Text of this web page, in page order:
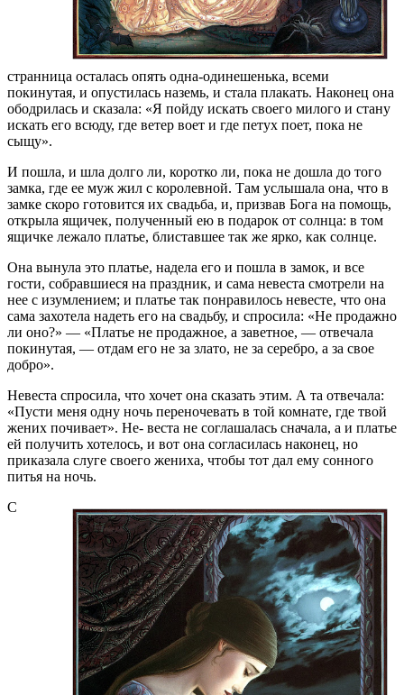
странница осталась опять одна-одинешенька, всеми
покинутая, и опустилась наземь, и стала плакать. Наконец она
ободрилась и сказала: «Я пойду искать своего милого и стану
искать его всюду, где ветер воет и где петух поет, пока не
сыщу».
И пошла, и шла долго ли, коротко ли, пока не дошла до того
замка, где ее муж жил с королевной. Там услышала она, что в
замке скоро готовится их свадьба, и, призвав Бога на помощь,
открыла ящичек, полученный ею в подарок от солнца: в том
ящичке лежало платье, блиставшее так же ярко, как солнце.
Она вынула это платье, надела его и пошла в замок, и все
гости, собравшиеся на праздник, и сама невеста смотрели на
нее с изумлением; и платье так понравилось невесте, что она
сама захотела надеть его на свадьбу, и спросила: «Не продажно
ли оно?» — «Платье не продажное, а заветное, — отвечала
покинутая, — отдам его не за злато, не за серебро, а за свое
добро».
Невеста спросила, что хочет она сказать этим. А та отвечала:
«Пусти меня одну ночь переночевать в той комнате, где твой
жених почивает». Не- веста не соглашалась сначала, а и платье
ей получить хотелось, и вот она согласилась наконец, но
приказала слуге своего жениха, чтобы тот дал ему сонного
питья на ночь.
С